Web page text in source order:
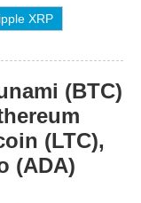
XRP
(BTC)
(LTC),
(ADA)